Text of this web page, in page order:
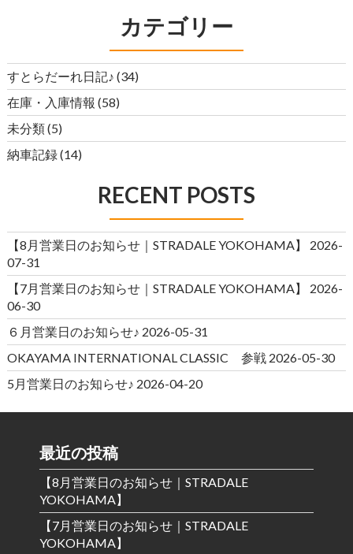
カテゴリー
すとらだーれ日記♪ (34)
在庫・入庫情報 (58)
未分類(5)
納車記録(14)
RECENT POSTS
【8月営業日のお知らせ｜STRADALE YOKOHAMA】
2026-
07-31
【7月営業日のお知らせ｜STRADALE YOKOHAMA】
2026-
06-30
６月営業日のお知らせ♪ 2026-05-31
OKAYAMA INTERNATIONAL CLASSIC 参戦 2026-05-30
5月営業日のお知らせ♪ 2026-04-20
最近の投稿
【8月営業日のお知らせ｜STRADALE
YOKOHAMA】
【7月営業日のお知らせ｜STRADALE
YOKOHAMA】